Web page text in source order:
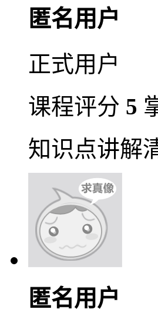
匿名用户
正式用户
课程评分 5
知识点讲解
匿名用户